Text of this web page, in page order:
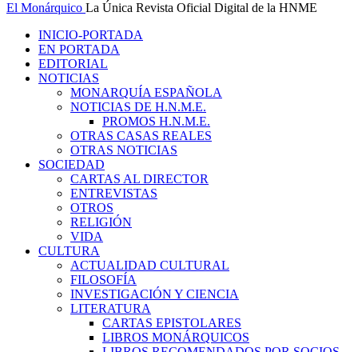
El Monárquico La Única Revista Oficial Digital de la HNME
INICIO-PORTADA
EN PORTADA
EDITORIAL
NOTICIAS
MONARQUÍA ESPAÑOLA
NOTICIAS DE H.N.M.E.
PROMOS H.N.M.E.
OTRAS CASAS REALES
OTRAS NOTICIAS
SOCIEDAD
CARTAS AL DIRECTOR
ENTREVISTAS
OTROS
RELIGIÓN
VIDA
CULTURA
ACTUALIDAD CULTURAL
FILOSOFÍA
INVESTIGACIÓN Y CIENCIA
LITERATURA
CARTAS EPISTOLARES
LIBROS MONÁRQUICOS